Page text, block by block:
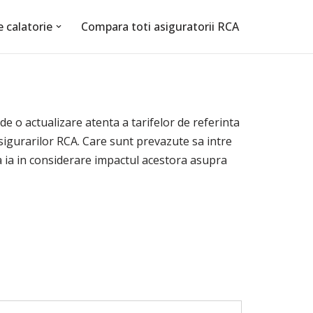
calatorie Compara toti asiguratorii RCA
o actualizare atenta a tarifelor de referinta
RCA. Care sunt prevazute sa intre
in considerare impactul acestora asupra